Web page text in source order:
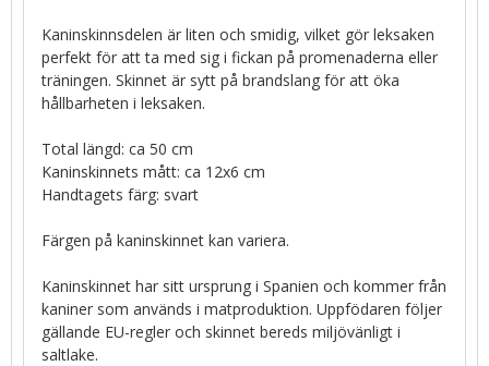
Kaninskinnsdelen är liten och smidig, vilket gör leksaken
perfekt för att ta med sig i fickan på promenaderna eller
träningen. Skinnet är sytt på brandslang för att öka
hållbarheten i leksaken.
Total längd: ca 50 cm
Kaninskinnets mått: ca 12x6 cm
Handtagets färg: svart
Färgen på kaninskinnet kan variera.
Kaninskinnet har sitt ursprung i Spanien och kommer från
kaniner som används i matproduktion. Uppfödaren följer
gällande EU-regler och skinnet bereds miljövänligt i
saltlake.